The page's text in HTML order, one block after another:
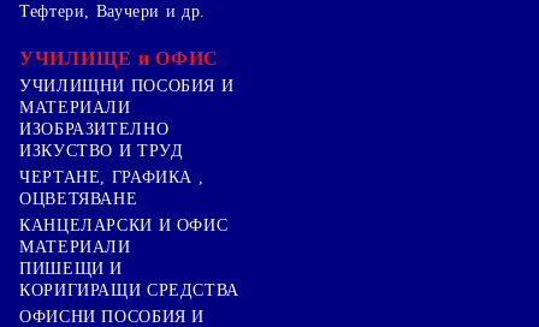
Тефтери, Ваучери и др.
УЧИЛИЩЕ и ОФИС
УЧИЛИЩНИ ПОСОБИЯ И
МАТЕРИАЛИ
ИЗОБРАЗИТЕЛНО
ИЗКУСТВО И ТРУД
ЧЕРТАНЕ, ГРАФИКА ,
ОЦВЕТЯВАНЕ
КАНЦЕЛАРСКИ И ОФИС
МАТЕРИАЛИ
ПИШЕЩИ И
КОРИГИРАЩИ СРЕДСТВА
ОФИСНИ ПОСОБИЯ И